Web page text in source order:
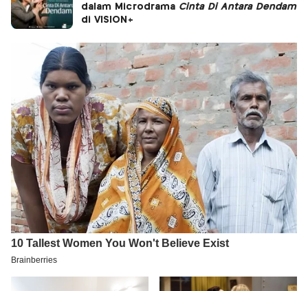
dalam Microdrama Cinta Di Antara Dendam
di VISION+